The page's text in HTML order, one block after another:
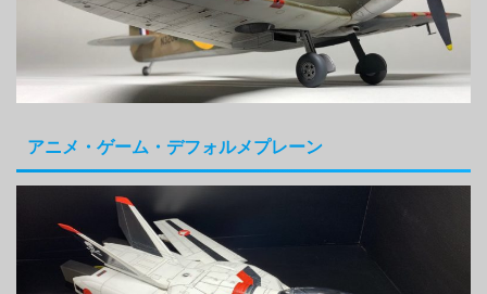
アニメ・ゲーム・デフォルメプレーン